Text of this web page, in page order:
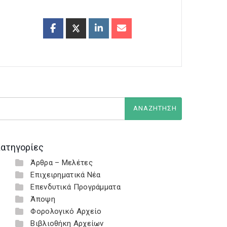
Άρθρα – Μελέτες
Επιχειρηματικά Νέα
Επενδυτικά Προγράμματα
Άποψη
Φορολογικό Αρχείο
Βιβλιοθήκη Αρχείων